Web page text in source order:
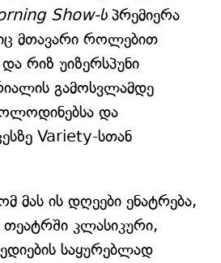
Show-ს პრემიერა
მთავარი როლებით
რიზ უიზერსპუნი
გამოსვლამდე
და
Variety-სთან
მას ის დღეები ენატრება,
კლასიკური,
საყურებლად